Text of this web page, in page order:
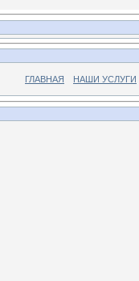
ГЛАВНАЯ НАШИ УСЛУГИ